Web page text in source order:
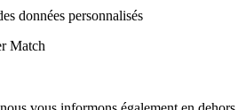
données personnalisés
Match